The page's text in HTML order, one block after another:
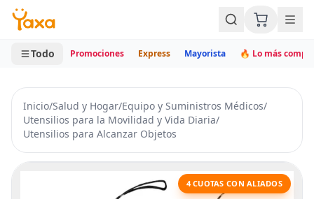
MINI CARRITO
0 productos
Todo Promociones Express Mayorista 🔥 Lo más
Inicio/Salud y Hogar/Equipo y Suministros Médicos/
Utensilios para la Movilidad y Vida Diaria/
Utensilios para Alcanzar Objetos
4 CUOTAS CON ALIADOS